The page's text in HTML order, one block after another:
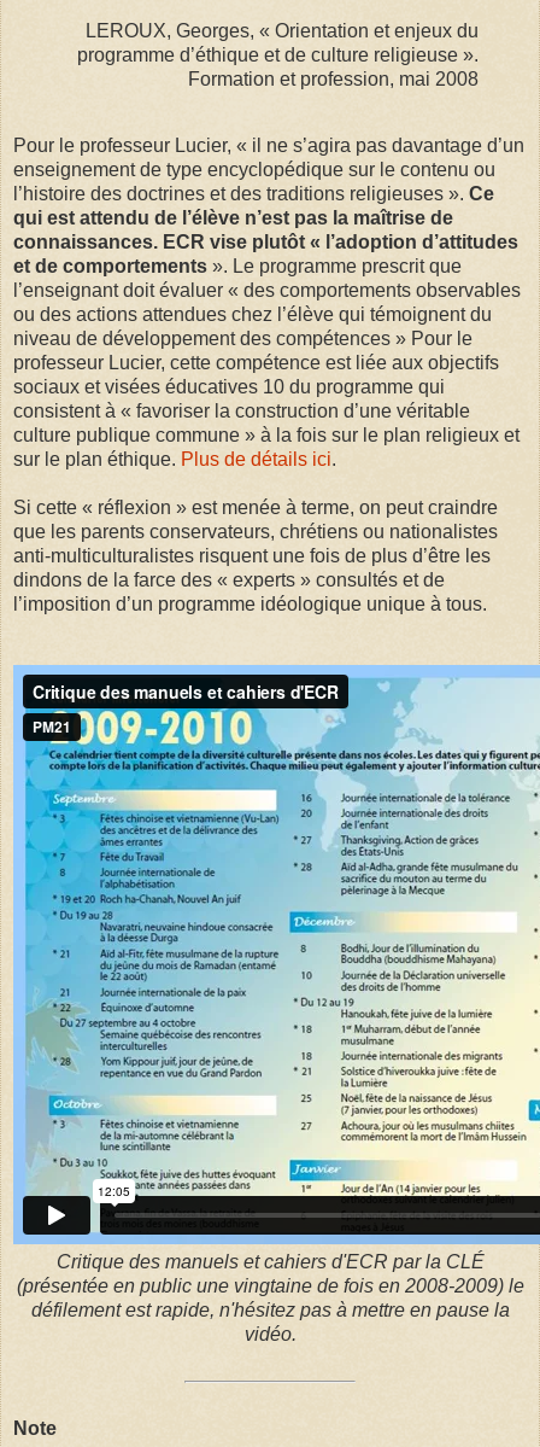
LEROUX, Georges, « Orientation et enjeux du
programme d’éthique et de culture religieuse ».
Formation et profession, mai 2008
Pour le professeur Lucier, « il ne s’agira pas davantage d’un
enseignement de type encyclopédique sur le contenu ou
l’histoire des doctrines et des traditions religieuses ». Ce
qui est attendu de l’élève n’est pas la maîtrise de
connaissances. ECR vise plutôt « l’adoption d’attitudes
et de comportements ». Le programme prescrit que
l’enseignant doit évaluer « des comportements observables
ou des actions attendues chez l’élève qui témoignent du
niveau de développement des compétences » Pour le
professeur Lucier, cette compétence est liée aux objectifs
sociaux et visées éducatives 10 du programme qui
consistent à « favoriser la construction d’une véritable
culture publique commune » à la fois sur le plan religieux et
sur le plan éthique. Plus de détails ici.
Si cette « réflexion » est menée à terme, on peut craindre
que les parents conservateurs, chrétiens ou nationalistes
anti-multiculturalistes risquent une fois de plus d’être les
dindons de la farce des « experts » consultés et de
l’imposition d’un programme idéologique unique à tous.
Critique des manuels et cahiers d'ECR par la CLÉ
(présentée en public une vingtaine de fois en 2008-2009) le
défilement est rapide, n'hésitez pas à mettre en pause la
vidéo.
Note